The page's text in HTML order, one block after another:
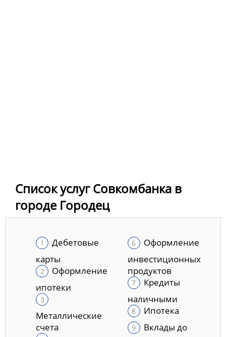
Список услуг Совкомбанка в
городе Городец
Дебетовые
карты
Оформление
ипотеки
Металлические
счета
Оформление
инвестиционных
продуктов
Кредиты
наличными
Ипотека
Вклады до